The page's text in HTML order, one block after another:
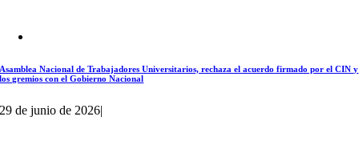
Asamblea Nacional de Trabajadores Universitarios, rechaza el acuerdo firmado por el CIN y
los gremios con el Gobierno Nacional
29 de junio de 2026|